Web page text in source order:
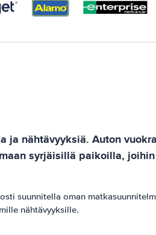
nähtävyyksiä. Auton
syrjäisillä paikoilla,
suunnitella oman
nähtävyyksille.